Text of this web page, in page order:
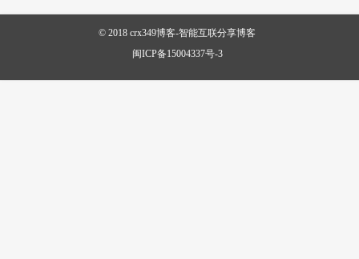
© 2018 crx349博客-智能互联分享博客
闽ICP备15004337号-3